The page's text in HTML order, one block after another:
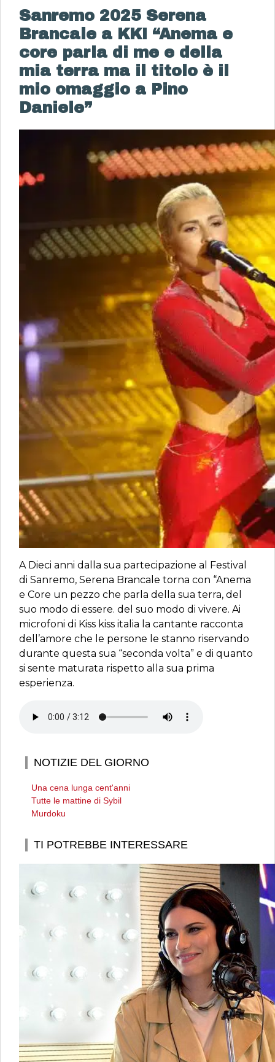
Sanremo 2025 Serena
Brancale a KKI “Anema e
core parla di me e della
mia terra ma il titolo è il
mio omaggio a Pino
Daniele”
A Dieci anni dalla sua partecipazione al Festival
di Sanremo, Serena Brancale torna con “Anema
e Core un pezzo che parla della sua terra, del
suo modo di essere. del suo modo di vivere. Ai
microfoni di Kiss kiss italia la cantante racconta
dell’amore che le persone le stanno riservando
durante questa sua “seconda volta” e di quanto
si sente maturata rispetto alla sua prima
esperienza.
NOTIZIE DEL GIORNO
Una cena lunga cent'anni
Tutte le mattine di Sybil
Murdoku
TI POTREBBE INTERESSARE